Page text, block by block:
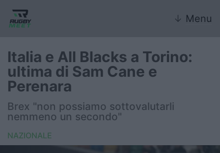
↓ Menu
Nazionale
Nazionali giovanili
FIR
Italia e All Blacks a Torino:
ultima di Sam Cane e
Perenara
Brex "non possiamo sottovalutarli
nemmeno un secondo"
NAZIONALE